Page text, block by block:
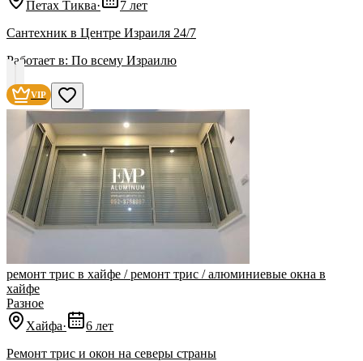
Петах Тиква·
7 лет
Сантехник в Центре Израиля 24/7
Работает в: По всему Израилю
VIP
ремонт трис в хайфе / ремонт трис / алюминиевые окна в
хайфе
Разное
Хайфа·
6 лет
‏Ремонт трис и окон на северы страны